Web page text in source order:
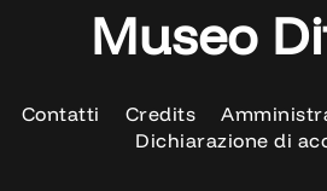
Museo
Contatti Credits
Dichiarazione di